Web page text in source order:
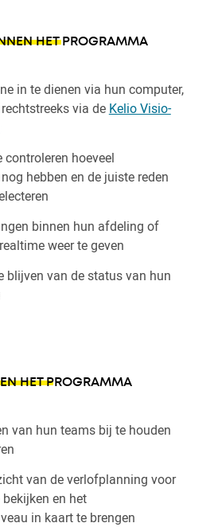
HET PROGRAMMA
in te dienen via hun computer,
via de Kelio Visio-
controleren hoeveel
hebben en de juiste reden
binnen hun afdeling of
weer te geven
blijven van de status van hun
HET PROGRAMMA
van hun teams bij te houden
van de verlofplanning voor
en het
in kaart te brengen